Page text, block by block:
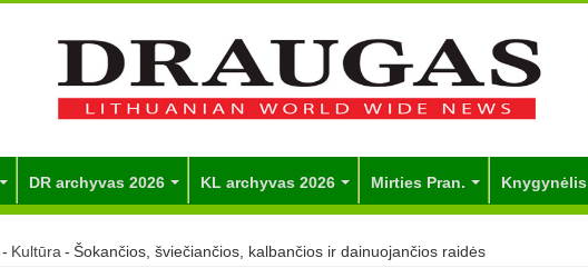
DR archyvas 2026 KL archyvas 2026 Mirties Pran. Knygynėlis
- Kultūra - Šokančios, šviečiančios, kalbančios ir dainuojančios raidės